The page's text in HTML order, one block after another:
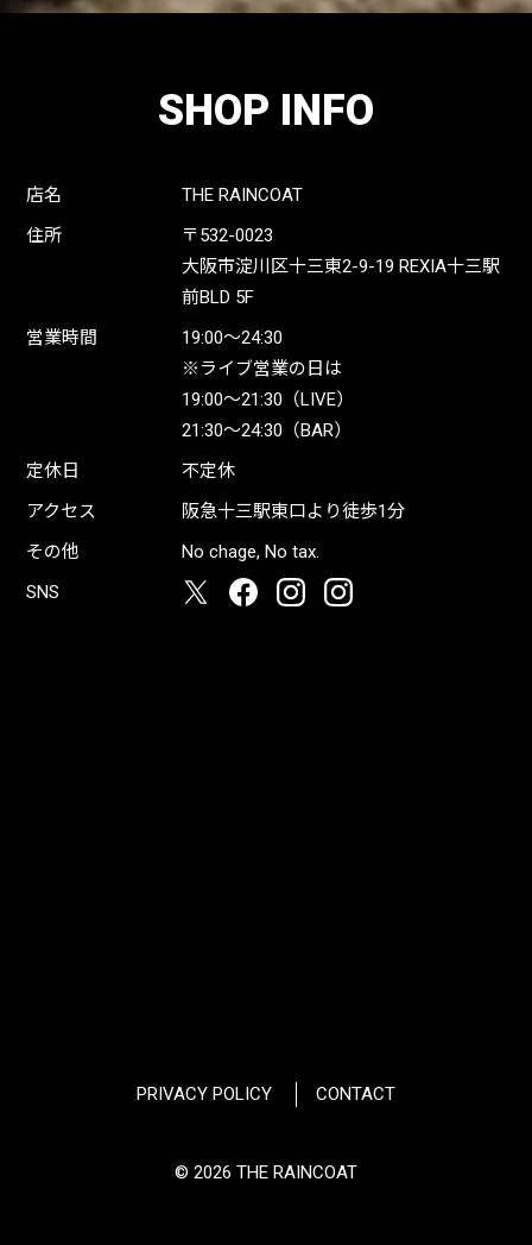
SHOP INFO
店名
THE RAINCOAT
住所
〒532-0023
大阪市淀川区十三東2-9-19 REXIA十三駅
前BLD 5F
営業時間
19:00〜24:30
※ライブ営業の日は
19:00〜21:30（LIVE）
21:30〜24:30（BAR）
定休日
不定休
アクセス
阪急十三駅東口より徒歩1分
その他
No chage, No tax.
SNS
PRIVACY POLICY CONTACT
© 2026 THE RAINCOAT